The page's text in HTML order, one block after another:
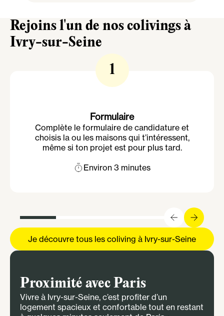
Rejoins l'un de nos colivings à
Ivry-sur-Seine
1
Formulaire
Complète le formulaire de candidature et
choisis la ou les maisons qui t’intéressent,
même si ton projet est pour plus tard.
Environ 3 minutes
Je découvre tous les coliving à Ivry-sur-Seine
Proximité avec Paris
Vivre à Ivry-sur-Seine, c’est profiter d’un
logement spacieux et confortable tout en restant